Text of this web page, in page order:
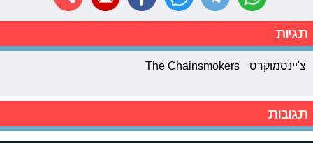
תגיות
צ'יינסמוקרס The Chainsmokers
תגובות